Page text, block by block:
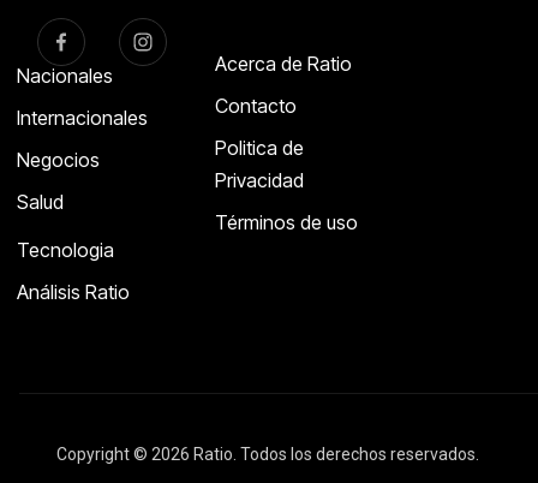
Nacionales
Internacionales
Negocios
Salud
Tecnologia
Análisis Ratio
Acerca de Ratio
Contacto
Politica de
Privacidad
Términos de uso
Copyright © 2026 Ratio. Todos los derechos reservados.